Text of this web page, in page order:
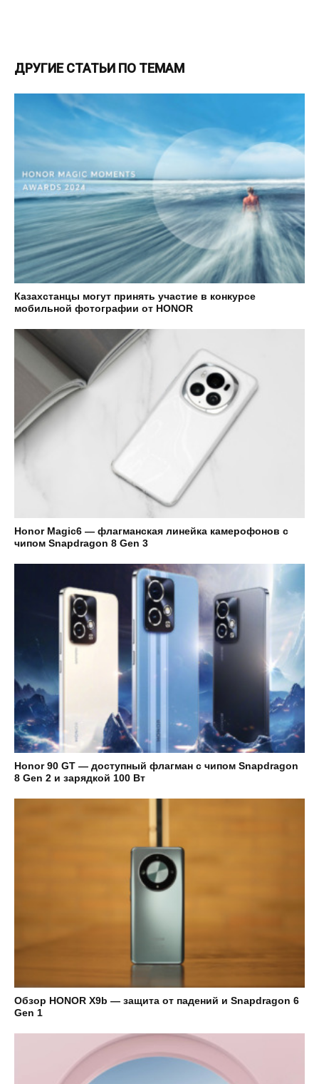
ДРУГИЕ СТАТЬИ ПО ТЕМАМ
Казахстанцы могут принять участие в конкурсе
мобильной фотографии от HONOR
Honor Magic6 — флагманская линейка камерофонов с
чипом Snapdragon 8 Gen 3
Honor 90 GT — доступный флагман с чипом Snapdragon
8 Gen 2 и зарядкой 100 Вт
Обзор HONOR X9b — защита от падений и Snapdragon 6
Gen 1